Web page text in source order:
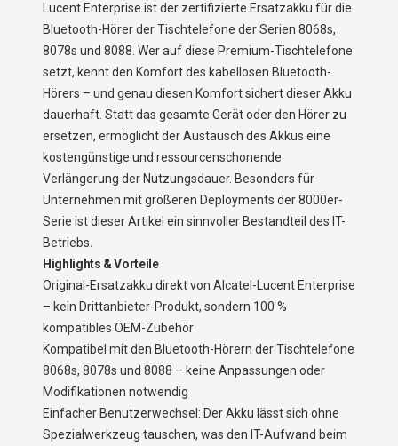
Lucent Enterprise ist der zertifizierte Ersatzakku für die
Bluetooth-Hörer der Tischtelefone der Serien 8068s,
8078s und 8088. Wer auf diese Premium-Tischtelefone
setzt, kennt den Komfort des kabellosen Bluetooth-
Hörers – und genau diesen Komfort sichert dieser Akku
dauerhaft. Statt das gesamte Gerät oder den Hörer zu
ersetzen, ermöglicht der Austausch des Akkus eine
kostengünstige und ressourcenschonende
Verlängerung der Nutzungsdauer. Besonders für
Unternehmen mit größeren Deployments der 8000er-
Serie ist dieser Artikel ein sinnvoller Bestandteil des IT-
Betriebs.
Highlights & Vorteile
Original-Ersatzakku direkt von Alcatel-Lucent Enterprise
– kein Drittanbieter-Produkt, sondern 100 %
kompatibles OEM-Zubehör
Kompatibel mit den Bluetooth-Hörern der Tischtelefone
8068s, 8078s und 8088 – keine Anpassungen oder
Modifikationen notwendig
Einfacher Benutzerwechsel: Der Akku lässt sich ohne
Spezialwerkzeug tauschen, was den IT-Aufwand beim